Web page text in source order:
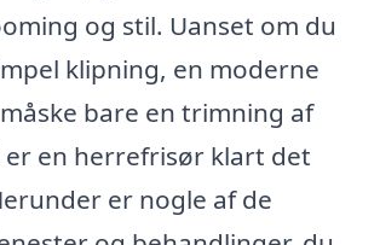
og stil. Uanset om du
klipning, en moderne
bare en trimning af
en herrefrisør klart det
er nogle af de